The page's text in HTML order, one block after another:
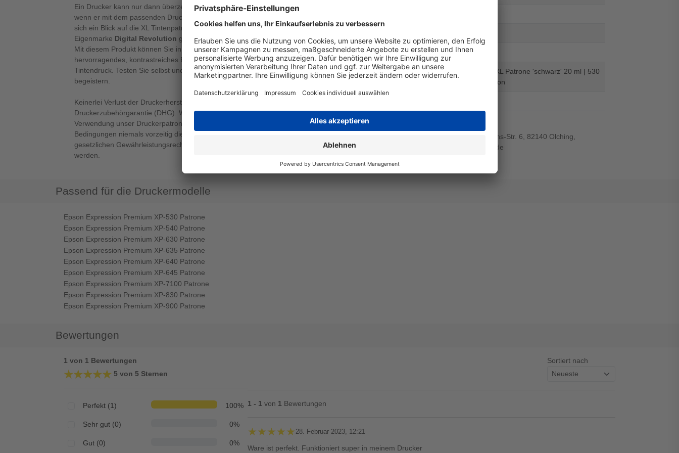
Ein Drucker kann nur dann überzeugende und hochwertige Ausdrucke liefern,
wenn er mit dem passenden Druckerzubehör ausgestattet ist. Daher lohnt
sich ein Blick auf die XL Tintenpatrone NO33 schwarz 20 ml unserer
Eigenmarke Digital Revolution gleich mehrfach.
Mit diesem Produkt können Sie in schwarz drucken und erzielen ein
hervorragendes, kontrastreiches Ergebnis - ideal geeignet für den
Tintendruck. Testen Sie selbst und lassen sich von diesem Produkt
begeistern.
Keinerlei Verlust der Druckerherstellergarantie durch die
Druckerzubehörgarantie (DHG). Wir garantieren Ihnen, dass Sie bei
Verwendung unser Druckerpatronen im Rahmen der DHG und der dortigen
Bedingungen niemals vorzeitig die Herstellergarantie Ihres Druckers und die
gesetzlichen Gewährleistungsrechte verlieren oder diese auch nur gemindert
werden.
Seitenergiebigkeit Inhalt in ml: 24,4
Beschreibung
Epson 33 - alternative XL Patrone 'schwarz' 20 ml | 530
Seiten - Digital Revolution
Angaben zum Hersteller
Wiegand & Partner GmbH, Werner-von-Siemens-Str. 6, 82140 Olching,
Deutschland, E-Mail: service@wiegand-gmbh.de
Passend für die Druckermodelle
Epson Expression Premium XP-530 Patrone
Epson Expression Premium XP-540 Patrone
Epson Expression Premium XP-630 Patrone
Epson Expression Premium XP-635 Patrone
Epson Expression Premium XP-640 Patrone
Epson Expression Premium XP-645 Patrone
Epson Expression Premium XP-7100 Patrone
Epson Expression Premium XP-830 Patrone
Epson Expression Premium XP-900 Patrone
Bewertungen
1 von 1 Bewertungen
★★★★★
★★★★★ 5 von 5 Sternen
Perfekt (1) 100%
Sehr gut (0) 0%
Gut (0) 0%
Sortiert nach
1 - 1 von 1 Bewertungen
★★★★★
★★★★★ 28. Februar 2023, 12:21
Ware ist perfekt. Funktioniert super in meinem Drucker